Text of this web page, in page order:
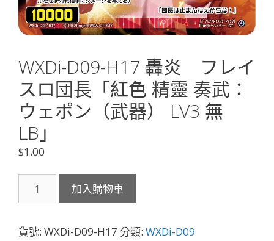
WXDi-D09-H17 轟炎 フレイ
スロ団長「紅色 精靈 奏武：
ウェポン（武器） LV3 無
LB」
$1.00
D09-
轟
加入購物車
貨號: WXDi-D09-H17 分類: WXDi-D09